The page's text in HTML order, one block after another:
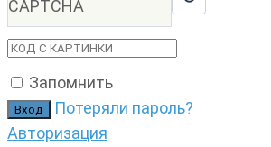
Запомнить
Потеряли пароль?
Авторизация